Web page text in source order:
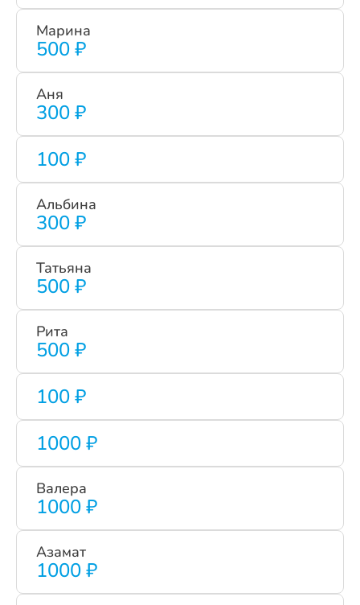
Марина
500 ₽
Аня
300 ₽
100 ₽
Альбина
300 ₽
Татьяна
500 ₽
Рита
500 ₽
100 ₽
1000 ₽
Валера
1000 ₽
Азамат
1000 ₽